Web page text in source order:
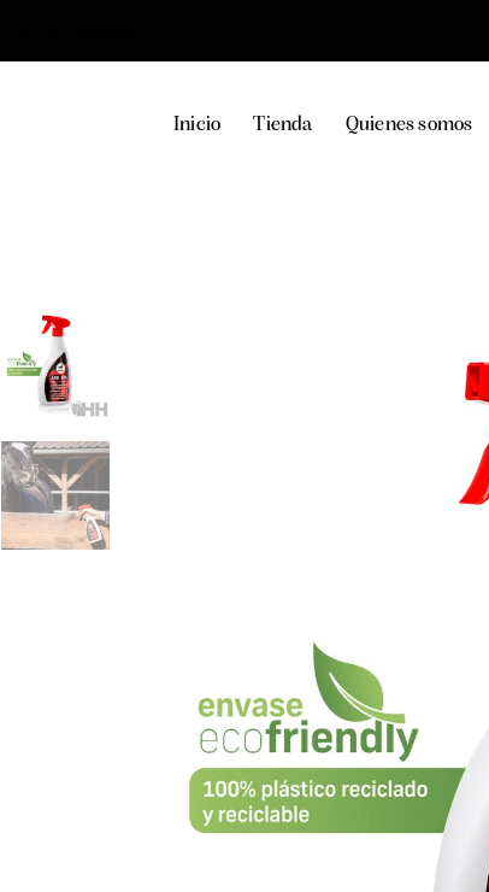
Inicio Tienda Quienes somos